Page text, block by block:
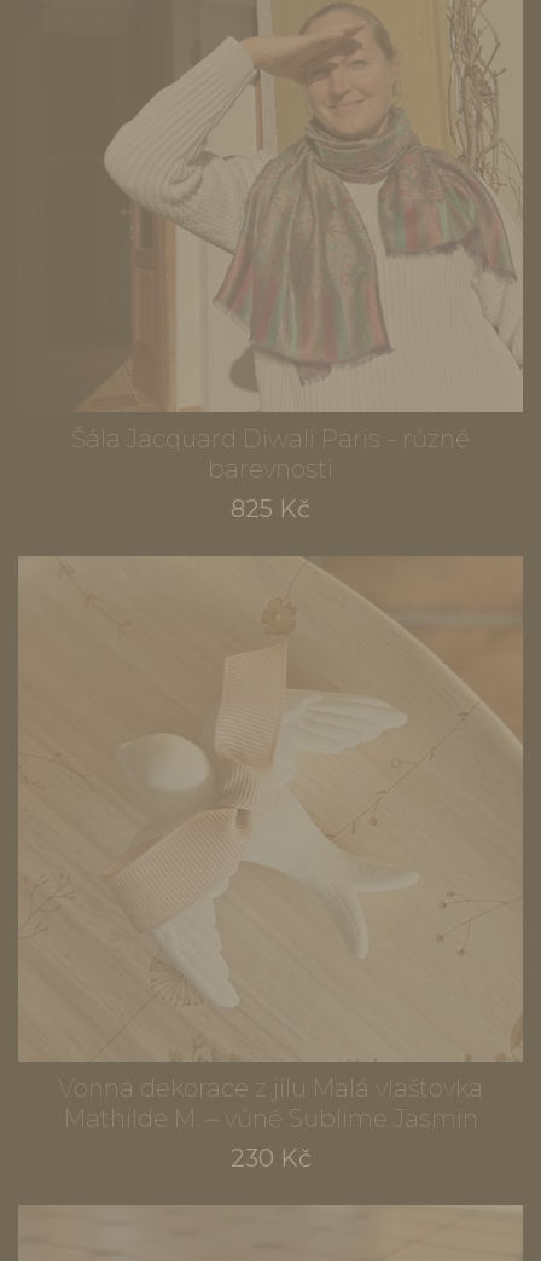
Šála Jacquard Diwali Paris - různé
barevnosti
825 Kč
Vonná dekorace z jílu Malá vlaštovka
Mathilde M. – vůně Sublime Jasmin
230 Kč